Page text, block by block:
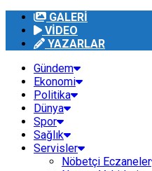
GALERİ
VİDEO
YAZARLAR
Gündem
Ekonomi
Politika
Dünya
Spor
Sağlık
Servisler
Nöbetçi Eczaneler